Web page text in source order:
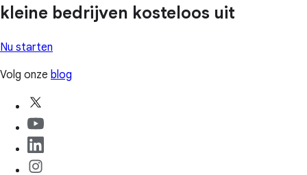
kleine bedrijven kosteloos uit
Nu starten
Volg onze blog